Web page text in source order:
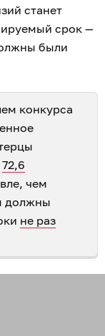
станет
срок —
были
конкурса
72,6
чем
должны
не раз